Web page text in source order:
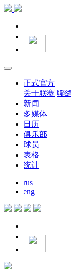
正式官方
关于联赛 聯
新闻
多媒体
日历
俱乐部
球员
表格
统计
rus
eng